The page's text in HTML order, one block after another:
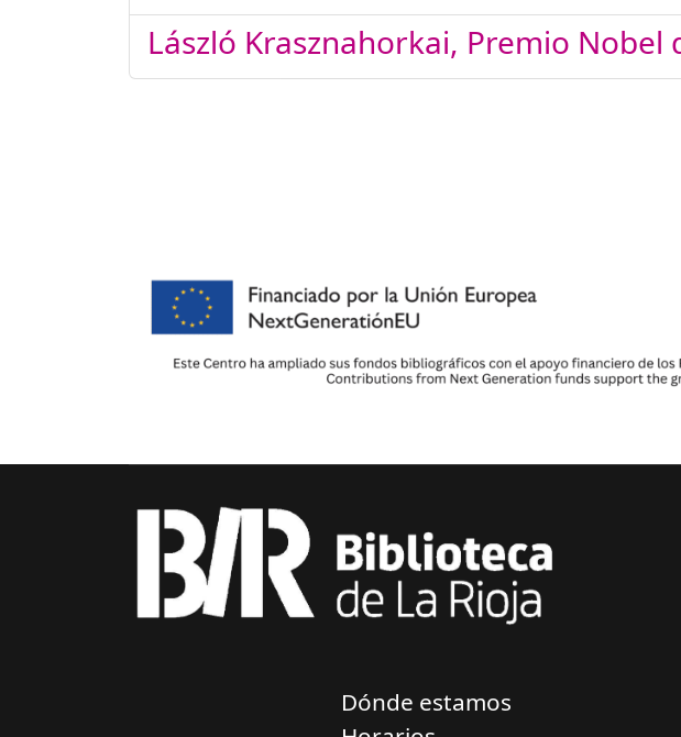
László Krasznahorkai, Premio Nobel
Dónde estamos